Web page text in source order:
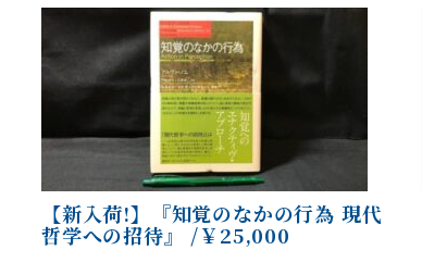
【新入荷!】『知覚のなかの行為 現代
哲学への招待』 /￥25,000